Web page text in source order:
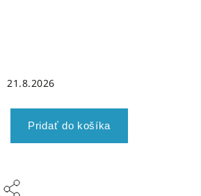
21.8.2026
Pridať do košíka